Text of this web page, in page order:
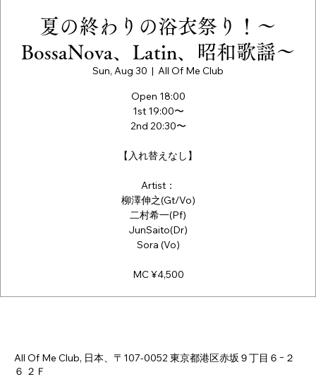
夏の終わりの浴衣祭り！〜
BossaNova、Latin、昭和歌謡〜
Sun, Aug 30
  |
All Of Me Club
Open 18:00
1st 19:00〜
2nd 20:30〜
【入れ替えなし】
Artist：
柳澤伸之(Gt/Vo)
二村希一(Pf)
JunSaito(Dr)
Sora (Vo)
MC ¥4,500
All Of Me Club, 日本、〒107-0052 東京都港区赤坂９丁目６−２
６ ２Ｆ